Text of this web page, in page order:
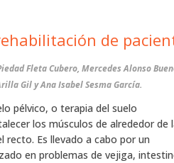
de
Fleta Cubero, Mercedes Alonso
Gil y Ana Isabel Sesma García.
pélvico, o terapia del suelo
los músculos de alrededor de
recto. Es llevado a cabo por un
en problemas de vejiga,